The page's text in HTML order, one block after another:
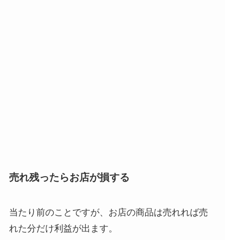
売れ残ったらお店が損する
当たり前のことですが、お店の商品は売れれば売
れた分だけ利益が出ます。